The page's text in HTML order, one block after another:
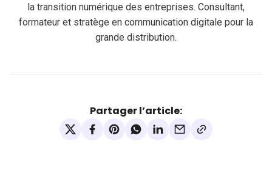
la transition numérique des entreprises. Consultant,
formateur et stratège en communication digitale pour la
grande distribution.
Partager l’article: